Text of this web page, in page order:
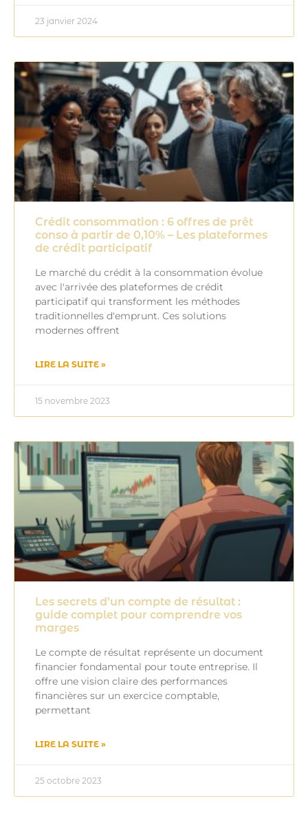
23 janvier 2024
Crédit consommation : 6 offres de prêt
conso à partir de 0,10% – Les plateformes
de crédit participatif
Le marché du crédit à la consommation évolue
avec l'arrivée des plateformes de crédit
participatif qui transforment les méthodes
traditionnelles d'emprunt. Ces solutions
modernes offrent
LIRE LA SUITE »
15 novembre 2023
Les secrets d’un compte de résultat :
guide complet pour comprendre vos
marges
Le compte de résultat représente un document
financier fondamental pour toute entreprise. Il
offre une vision claire des performances
financières sur un exercice comptable,
permettant
LIRE LA SUITE »
25 octobre 2023